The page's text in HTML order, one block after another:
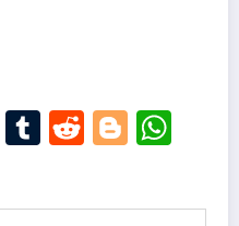
Threads
Tumblr
Reddit